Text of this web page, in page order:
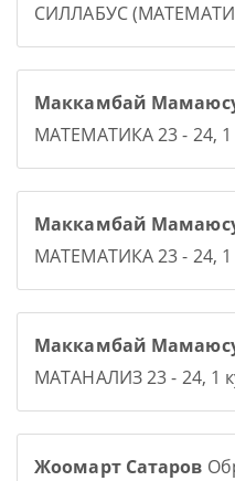
СИЛЛАБУС
Маккамбай
МАТЕМАТИКА 23 - 24, 1
Маккамбай
МАТЕМАТИКА 23 - 24, 1
Маккамбай
МАТАНАЛИЗ 23 - 24, 1
Жоомарт Сатаров